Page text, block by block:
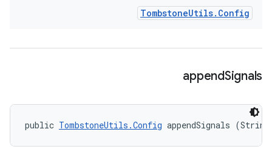
TombstoneUtils. Config
appendSignals
public TombstoneUtils.Config appendSignals